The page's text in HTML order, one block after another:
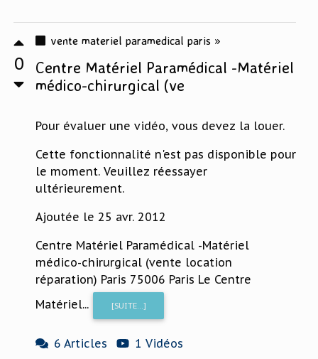
0
vente materiel paramedical paris »
Centre Matériel Paramédical -Matériel
médico-chirurgical (ve
Pour évaluer une vidéo, vous devez la louer.
Cette fonctionnalité n'est pas disponible pour
le moment. Veuillez réessayer
ultérieurement.
Ajoutée le 25 avr. 2012
Centre Matériel Paramédical -Matériel
médico-chirurgical (vente location
réparation) Paris 75006 Paris Le Centre
Matériel...
[SUITE...]
6 Articles 1 Vidéos